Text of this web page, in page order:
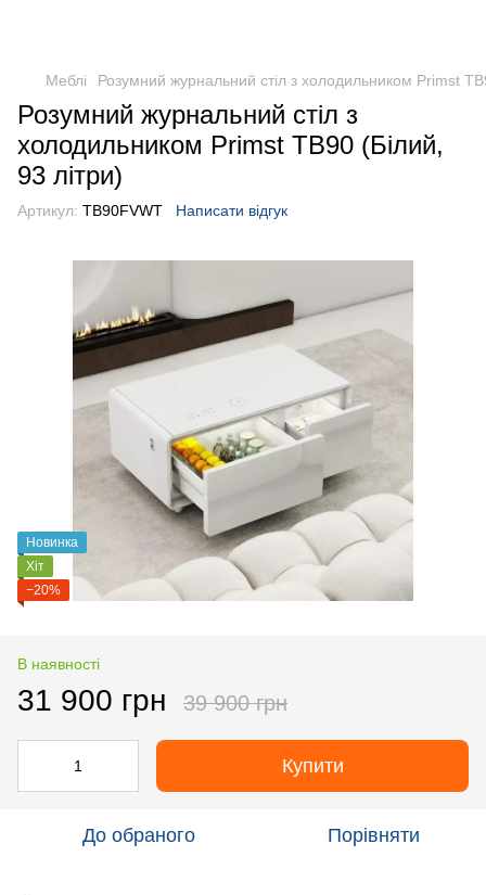
Меблі Розумний журнальний стіл з холодильником Primst
Розумний журнальний стіл з
холодильником Primst TB90 (Білий,
93 літри)
Артикул: TB90FVWT Написати відгук
Новинка
Хіт
−20%
В наявності
31 900 грн 39 900 грн
Купити
До обраного Порівняти